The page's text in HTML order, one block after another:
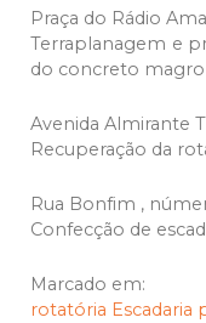
Praça do Rádio
Terraplanagem e
do concreto magro
Avenida Almirante
Recuperação da
Rua Bonfim ,
Confecção de
Marcado em:
rotatória Escadaria